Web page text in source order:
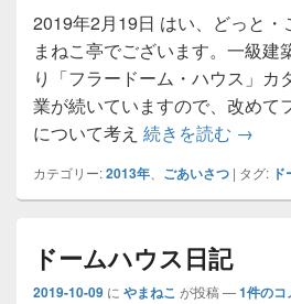
2019年2月19日 はい、どっと
まねこ亭でございます。一級建
り「フラードーム・ハウス」カ
業が続いていますので、改めて
について考え 続きを読む フラ
→
カテゴリー:2013年 ごあいさつ | タグ:
ドームハウス日記
2019-10-09 に やまねこ が投稿 —1件のコ